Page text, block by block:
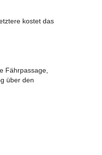
kostet das
Fährpassage,
über den